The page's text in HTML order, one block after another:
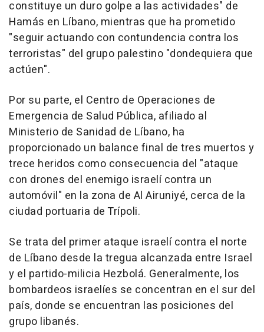
constituye un duro golpe a las actividades" de
Hamás en Líbano, mientras que ha prometido
"seguir actuando con contundencia contra los
terroristas" del grupo palestino "dondequiera que
actúen".
Por su parte, el Centro de Operaciones de
Emergencia de Salud Pública, afiliado al
Ministerio de Sanidad de Líbano, ha
proporcionado un balance final de tres muertos y
trece heridos como consecuencia del "ataque
con drones del enemigo israelí contra un
automóvil" en la zona de Al Airuniyé, cerca de la
ciudad portuaria de Trípoli.
Se trata del primer ataque israelí contra el norte
de Líbano desde la tregua alcanzada entre Israel
y el partido-milicia Hezbolá. Generalmente, los
bombardeos israelíes se concentran en el sur del
país, donde se encuentran las posiciones del
grupo libanés.